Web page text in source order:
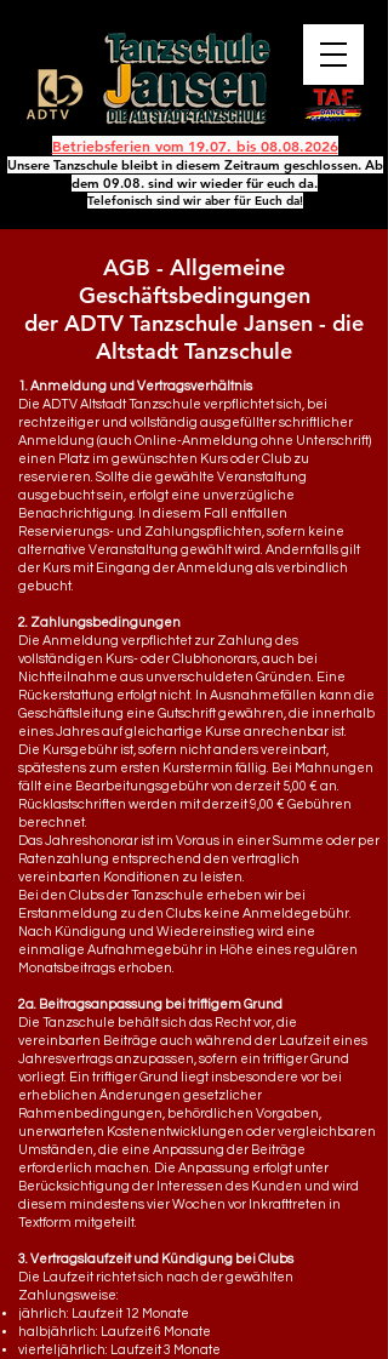
Betriebsferien vom 19.07. bis 08.08.2026
Unsere Tanzschule bleibt in diesem Zeitraum geschlossen. Ab
dem 09.08. sind wir wieder für euch da.
Telefonisch sind wir aber für Euch da!
AGB - Allgemeine
Geschäftsbedingungen
der ADTV Tanzschule Jansen - die
Altstadt Tanzschule
1. Anmeldung und Vertragsverhältnis
Die ADTV Altstadt Tanzschule verpflichtet sich, bei
rechtzeitiger und vollständig ausgefüllter schriftlicher
Anmeldung (auch Online-Anmeldung ohne Unterschrift)
einen Platz im gewünschten Kurs oder Club zu
reservieren. Sollte die gewählte Veranstaltung
ausgebucht sein, erfolgt eine unverzügliche
Benachrichtigung. In diesem Fall entfallen
Reservierungs- und Zahlungspflichten, sofern keine
alternative Veranstaltung gewählt wird. Andernfalls gilt
der Kurs mit Eingang der Anmeldung als verbindlich
gebucht.
2. Zahlungsbedingungen
Die Anmeldung verpflichtet zur Zahlung des
vollständigen Kurs- oder Clubhonorars, auch bei
Nichtteilnahme aus unverschuldeten Gründen. Eine
Rückerstattung erfolgt nicht. In Ausnahmefällen kann die
Geschäftsleitung eine Gutschrift gewähren, die innerhalb
eines Jahres auf gleichartige Kurse anrechenbar ist.
Die Kursgebühr ist, sofern nicht anders vereinbart,
spätestens zum ersten Kurstermin fällig. Bei Mahnungen
fällt eine Bearbeitungsgebühr von derzeit 5,00 € an.
Rücklastschriften werden mit derzeit 9,00 € Gebühren
berechnet.
Das Jahreshonorar ist im Voraus in einer Summe oder per
Ratenzahlung entsprechend den vertraglich
vereinbarten Konditionen zu leisten.
Bei den Clubs der Tanzschule erheben wir bei
Erstanmeldung zu den Clubs keine Anmeldegebühr.
Nach Kündigung und Wiedereinstieg wird eine
einmalige Aufnahmegebühr in Höhe eines regulären
Monatsbeitrags erhoben.
2a. Beitragsanpassung bei triftigem Grund
Die Tanzschule behält sich das Recht vor, die
vereinbarten Beiträge auch während der Laufzeit eines
Jahresvertrags anzupassen, sofern ein triftiger Grund
vorliegt. Ein triftiger Grund liegt insbesondere vor bei
erheblichen Änderungen gesetzlicher
Rahmenbedingungen, behördlichen Vorgaben,
unerwarteten Kostenentwicklungen oder vergleichbaren
Umständen, die eine Anpassung der Beiträge
erforderlich machen. Die Anpassung erfolgt unter
Berücksichtigung der Interessen des Kunden und wird
diesem mindestens vier Wochen vor Inkrafttreten in
Textform mitgeteilt.
3. Vertragslaufzeit und Kündigung bei Clubs
Die Laufzeit richtet sich nach der gewählten
Zahlungsweise:
jährlich: Laufzeit 12 Monate
halbjährlich: Laufzeit 6 Monate
vierteljährlich: Laufzeit 3 Monate